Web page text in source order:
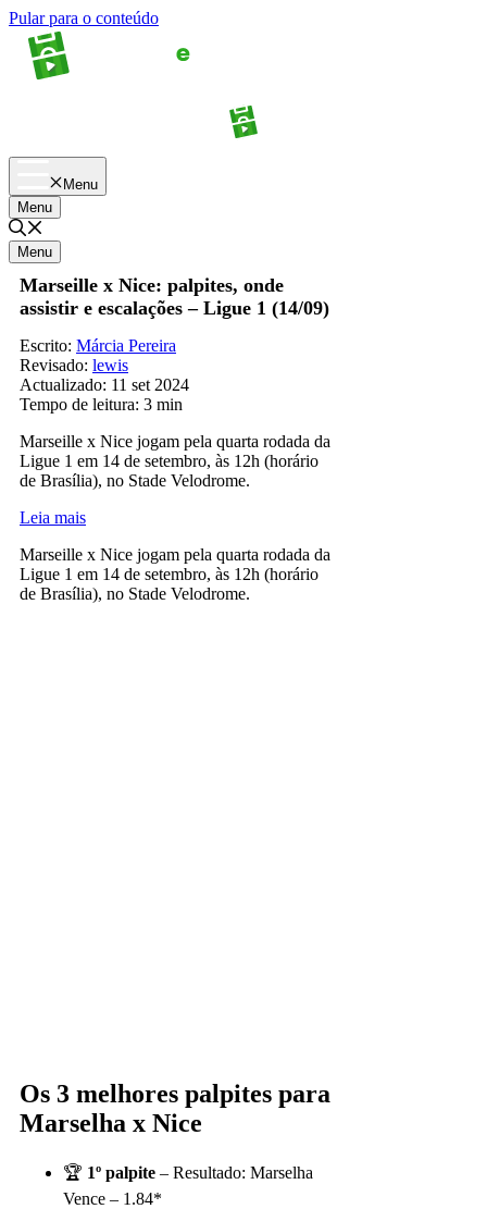
Pular para o conteúdo
Menu
Menu
Menu
Marseille x Nice: palpites, onde
assistir e escalações – Ligue 1 (14/09)
Escrito: Márcia Pereira
Revisado: lewis
Actualizado: 11 set 2024
Tempo de leitura: 3 min
Marseille x Nice jogam pela quarta rodada da
Ligue 1 em 14 de setembro, às 12h (horário
de Brasília), no Stade Velodrome.
Leia mais
Marseille x Nice jogam pela quarta rodada da
Ligue 1 em 14 de setembro, às 12h (horário
de Brasília), no Stade Velodrome.
Os 3 melhores palpites para
Marselha x Nice
🏆 1º palpite – Resultado: Marselha
Vence – 1.84*